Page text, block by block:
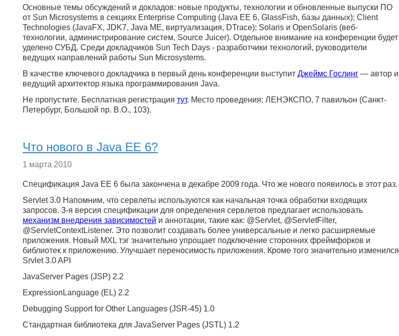
Основные темы обсуждений и докладов: новые продукты, технологии и обновленные выпуски ПО
от Sun Microsystems в секциях Enterprise Computing (Java EE 6, GlassFish, базы данных); Client
Technologies (JavaFX, JDK7, Java ME, виртуализация, DTrace); Solaris и OpenSolaris (веб-
технологии, администрирование систем, Source Juicer). Отдельное внимание на конференции будет
уделено СУБД. Среди докладчиков Sun Tech Days - разработчики технологий, руководители
ведущих направлений работы Sun Microsystems.
В качестве ключевого докладчика в первый день конференции выступит Джеймс Гослинг — автор и
ведущий архитектор языка программирования Java.
Не пропустите. Бесплатная регистрация тут. Место проведения: ЛЕНЭКСПО, 7 павильон (Санкт-
Петербург, Большой пр. В.О., 103).
Что нового в Java EE 6?
1 марта 2010
Спецификация Java EE 6 была закончена в декабре 2009 года. Что же нового появилось в этот раз.
Servlet 3.0 Напомним, что сервлеты используются как начальная точка обработки входящих
запросов. 3-я версия спецификации для определения сервлетов предлагает использовать
механизм внедрения зависимостей и аннотации, такие как: @Servlet, @ServletFilter,
@ServletContextListener. Это позволит создавать более универсальные и легко расширяемые
приложения. Новый MXL тэг значительно упрощает подключение сторонних фреймфорков и
библиотек к приложению. Улучшает переносимость приложения. Кроме того значительно изменился
Srvlet 3.0 API
JavaServer Pages (JSP) 2.2
ExpressionLanguage (EL) 2.2
Debugging Support for Other Languages (JSR-45) 1.0
Стандартная библиотека для JavaServer Pages (JSTL) 1.2